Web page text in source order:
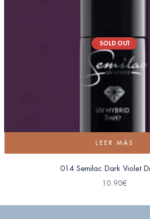
SOLD OUT
LEER MÁS
014 Semilac Dark Violet
10.90€